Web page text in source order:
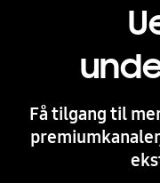
Få tilgang til